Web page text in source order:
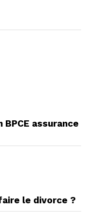
assurance
le divorce ?